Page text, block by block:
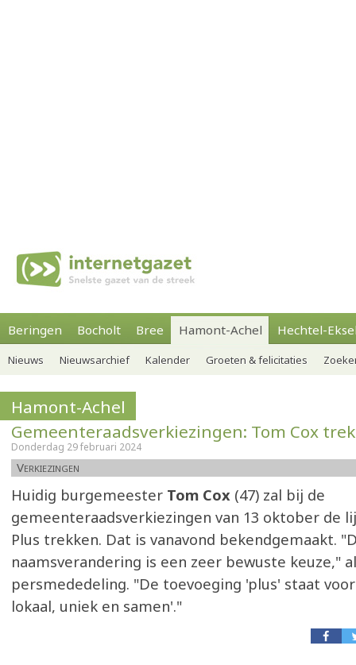
Beringen Bocholt Bree Hamont-Achel Hechtel-
Nieuws Nieuwsarchief Kalender Groeten & felicitaties
Hamont-Achel
Gemeenteraadsverkiezingen: Tom Cox
Donderdag 29 februari 2024
Verkiezingen
Huidig burgemeester Tom Cox (47) zal bij de
gemeenteraadsverkiezingen van 13 oktober de
Plus trekken. Dat is vanavond bekendgemaakt.
naamsverandering is een zeer bewuste keuze,"
persmededeling. "De toevoeging 'plus' staat
lokaal, uniek en samen'."